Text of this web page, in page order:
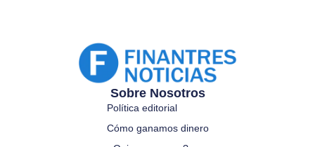
Sobre Nosotros
Política editorial
Cómo ganamos dinero